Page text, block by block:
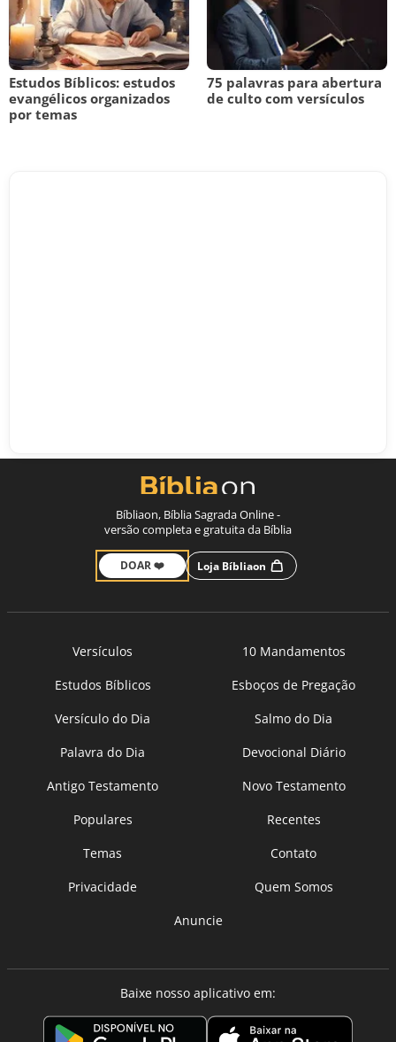
Estudos Bíblicos: estudos
evangélicos organizados
por temas
75 palavras para abertura
de culto com versículos
Bíbliaon, Bíblia Sagrada Online -
versão completa e gratuita da Bíblia
DOAR ❤️ Loja Bíbliaon
Versículos
10 Mandamentos
Estudos Bíblicos
Esboços de Pregação
Versículo do Dia
Salmo do Dia
Palavra do Dia
Devocional Diário
Antigo Testamento
Novo Testamento
Populares
Recentes
Temas
Contato
Privacidade
Quem Somos
Anuncie
Baixe nosso aplicativo em: